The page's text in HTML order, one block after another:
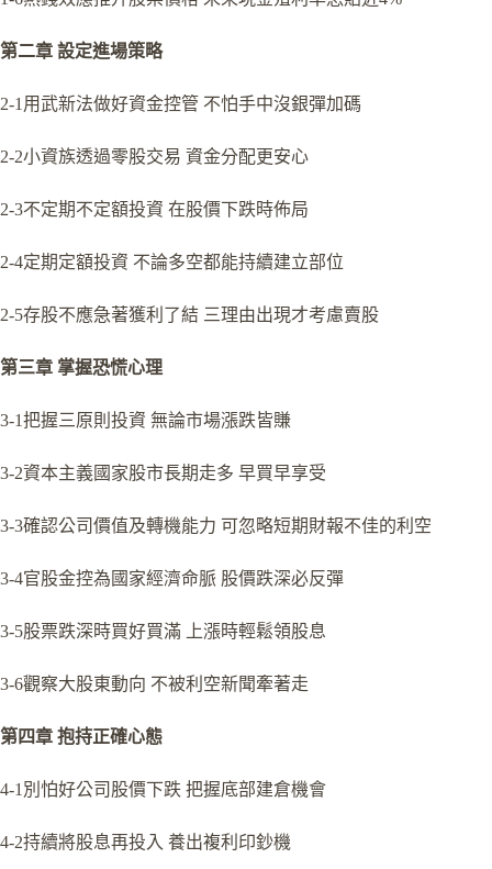
第二章 設定進場策略
2-1用武新法做好資金控管 不怕手中沒銀彈加碼
2-2小資族透過零股交易 資金分配更安心
2-3不定期不定額投資 在股價下跌時佈局
2-4定期定額投資 不論多空都能持續建立部位
2-5存股不應急著獲利了結 三理由出現才考慮賣股
第三章 掌握恐慌心理
3-1把握三原則投資 無論市場漲跌皆賺
3-2資本主義國家股市長期走多 早買早享受
3-3確認公司價值及轉機能力 可忽略短期財報不佳的利空
3-4官股金控為國家經濟命脈 股價跌深必反彈
3-5股票跌深時買好買滿 上漲時輕鬆領股息
3-6觀察大股東動向 不被利空新聞牽著走
第四章 抱持正確心態
4-1別怕好公司股價下跌 把握底部建倉機會
4-2持續將股息再投入 養出複利印鈔機